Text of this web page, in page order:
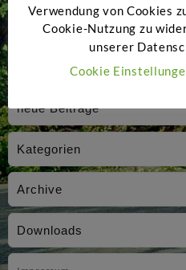
neue Beiträge
Kategorien
Archive
Downloads
Verwendung von Cookies
Cookie-Nutzung zu
unserer
Cookie